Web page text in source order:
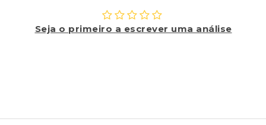
Seja o primeiro a escrever uma análise